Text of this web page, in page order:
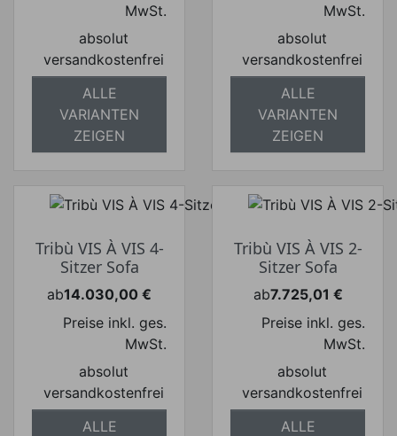
MwSt.
absolut
versandkostenfrei
ALLE
VARIANTEN
ZEIGEN
MwSt.
absolut
versandkostenfrei
ALLE
VARIANTEN
ZEIGEN
Tribù VIS À VIS 4-
Sitzer Sofa
ab
Preis
14.030,00 €
Preise inkl. ges.
MwSt.
absolut
versandkostenfrei
ALLE
Tribù VIS À VIS 2-
Sitzer Sofa
ab
Preis
7.725,01 €
Preise inkl. ges.
MwSt.
absolut
versandkostenfrei
ALLE